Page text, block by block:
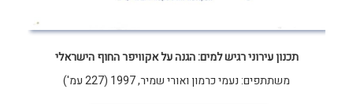
תכנון עירוני רגיש למים: הגנה על אקוויפר החוף הישראלי
משתתפים: נעמי כרמון ואורי שמיר, 1997 (227 עמ')